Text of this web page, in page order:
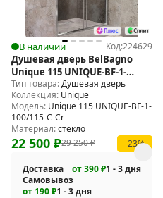
В наличии Код:224629
Душевая дверь BelBagno
Unique 115 UNIQUE-BF-1-
100/115-C-Cr
Тип товара:Душевая дверь
Коллекция: Unique
Модель: Unique 115 UNIQUE-BF-1-
100/115-C-Cr
Материал:стекло
29 250₽
22 500 ₽ -23%
Доставка от 390 ₽1 - 3 дня
Самовывоз
от 190 ₽1 - 3 дня